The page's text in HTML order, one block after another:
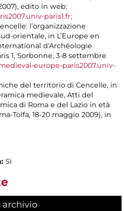
edito in web:
paris1.fr;
l’organizzazione
orientale, in L’Europe en
d'Archéologie
1, Sorbonne, 3-8 settembre
europe-paris2007.univ-
del territorio di Cencelle, in
medievale, Atti del
di Roma e del Lazio in età
Tolfa, 18-20 maggio 2009), in
Sì
archivio